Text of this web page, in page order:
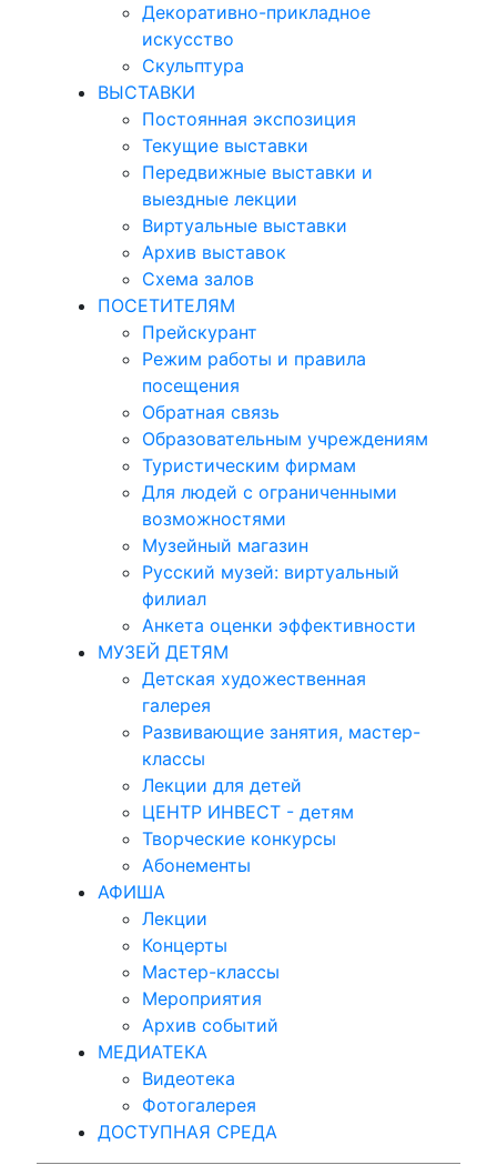
Декоративно-прикладное
искусство
Скульптура
ВЫСТАВКИ
Постоянная экспозиция
Текущие выставки
Передвижные выставки и
выездные лекции
Виртуальные выставки
Архив выставок
Схема залов
ПОСЕТИТЕЛЯМ
Прейскурант
Режим работы и правила
посещения
Обратная связь
Образовательным учреждениям
Туристическим фирмам
Для людей с ограниченными
возможностями
Музейный магазин
Русский музей: виртуальный
филиал
Анкета оценки эффективности
МУЗЕЙ ДЕТЯМ
Детская художественная
галерея
Развивающие занятия, мастер-
классы
Лекции для детей
ЦЕНТР ИНВЕСТ - детям
Творческие конкурсы
Абонементы
АФИША
Лекции
Концерты
Мастер-классы
Мероприятия
Архив событий
МЕДИАТЕКА
Видеотека
Фотогалерея
ДОСТУПНАЯ СРЕДА